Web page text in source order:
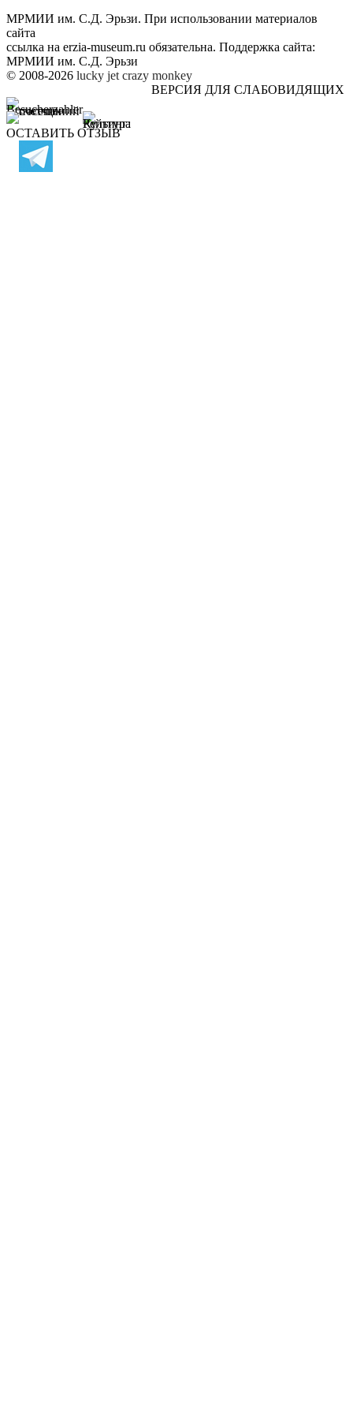
МРМИИ им. С.Д. Эрьзи. При использовании материалов
сайта
ссылка на erzia-museum.ru обязательна. Поддержка сайта:
МРМИИ им. С.Д. Эрьзи
© 2008-2026 lucky jet crazy monkey
ВЕРСИЯ ДЛЯ СЛАБОВИДЯЩИХ
ОСТАВИТЬ ОТЗЫВ